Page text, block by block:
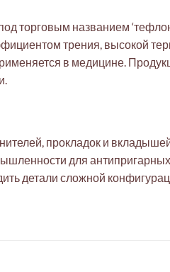
торговым названием
трения, высокой
в медицине.
прокладок и
для
детали сложной